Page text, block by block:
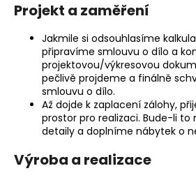
Projekt a zaměření
Jakmile si odsouhlasíme
připravíme smlouvu o dílo a
projektovou/výkresovou
pečlivě projdeme a finálně
smlouvu o dílo.
Až dojde k zaplacení zálohy,
prostor pro realizaci. Bude-li to
detaily a doplníme nábytek o
Výroba a realizace
t
HLEDAT
D